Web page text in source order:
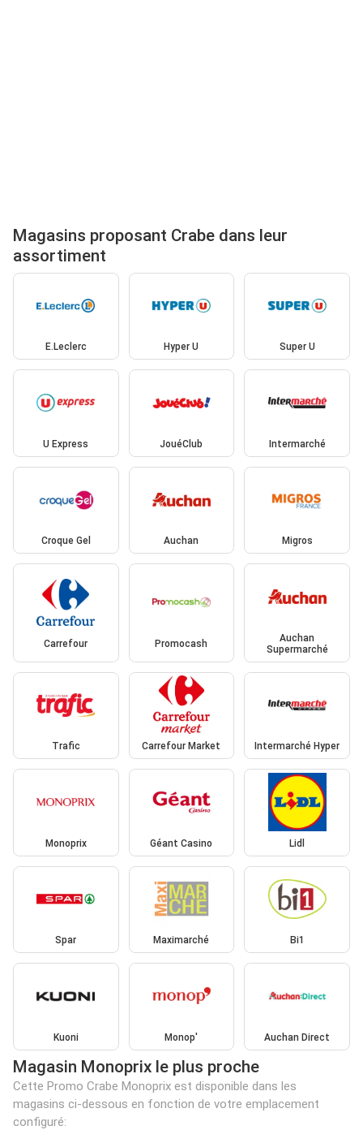
Magasins proposant Crabe dans leur
assortiment
E.Leclerc Hyper U Super U
U Express JouéClub Intermarché
Croque Gel Auchan Migros
Carrefour Promocash
Auchan
Supermarché
Trafic Carrefour Market Intermarché Hyper
Monoprix Géant Casino Lidl
Spar Maximarché Bi1
Kuoni Monop' Auchan Direct
Magasin Monoprix le plus proche
Cette Promo Crabe Monoprix est disponible dans les
magasins ci-dessous en fonction de votre emplacement
configuré: